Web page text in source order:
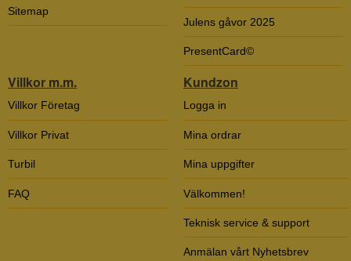
Sitemap
Julens gåvor 2025
PresentCard©
Villkor m.m.
Villkor Företag
Villkor Privat
Turbil
FAQ
Kundzon
Logga in
Mina ordrar
Mina uppgifter
Välkommen!
Teknisk service & support
Anmälan vårt Nyhetsbrev